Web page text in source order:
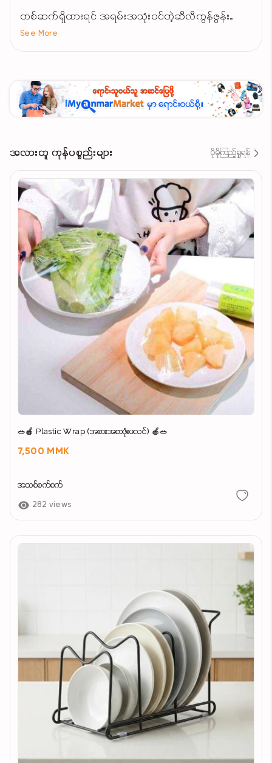
တစ်ဆက်ရှိထားရင် အရမ်းအသုံးဝင်တဲ့ဆီလီကွန်ဇွန်းလေး
တွေ ပြန်ရောက်ထားပြီနော်။
အရမ်းအဆင်ပြေပါတယ်ရှင့်။ 🤗
Ph 09789468727
See More
အလားတူ ကုန်ပစ္စည်းများ ပိုမိုကြည့်ရှုရန်
🥗🍎 Plastic Wrap (အစားအစာဖုံးဖလင်) 🍎🥗
7,500 MMK
အသစ်စက်စက်
282 views